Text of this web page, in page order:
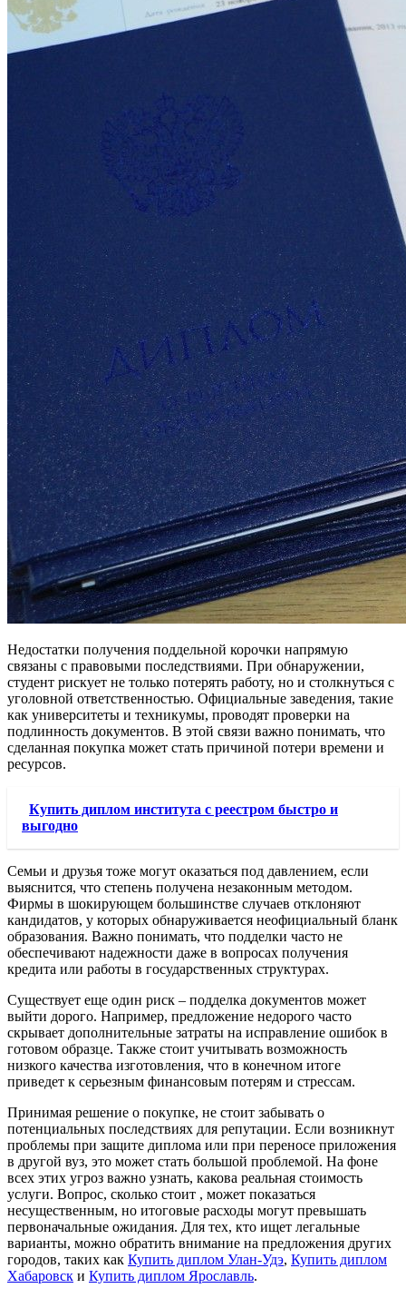
Недостатки получения поддельной корочки напрямую
связаны с правовыми последствиями. При обнаружении,
студент рискует не только потерять работу, но и столкнуться с
уголовной ответственностью. Официальные заведения, такие
как университеты и техникумы, проводят проверки на
подлинность документов. В этой связи важно понимать, что
сделанная покупка может стать причиной потери времени и
ресурсов.
Купить диплом института с реестром быстро и
выгодно
Семьи и друзья тоже могут оказаться под давлением, если
выяснится, что степень получена незаконным методом.
Фирмы в шокирующем большинстве случаев отклоняют
кандидатов, у которых обнаруживается неофициальный бланк
образования. Важно понимать, что подделки часто не
обеспечивают надежности даже в вопросах получения
кредита или работы в государственных структурах.
Существует еще один риск – подделка документов может
выйти дорого. Например, предложение недорого часто
скрывает дополнительные затраты на исправление ошибок в
готовом образце. Также стоит учитывать возможность
низкого качества изготовления, что в конечном итоге
приведет к серьезным финансовым потерям и стрессам.
Принимая решение о покупке, не стоит забывать о
потенциальных последствиях для репутации. Если возникнут
проблемы при защите диплома или при переносе приложения
в другой вуз, это может стать большой проблемой. На фоне
всех этих угроз важно узнать, какова реальная стоимость
услуги. Вопрос, сколько стоит , может показаться
несущественным, но итоговые расходы могут превышать
первоначальные ожидания. Для тех, кто ищет легальные
варианты, можно обратить внимание на предложения других
городов, таких как Купить диплом Улан-Удэ, Купить диплом
Хабаровск и Купить диплом Ярославль.